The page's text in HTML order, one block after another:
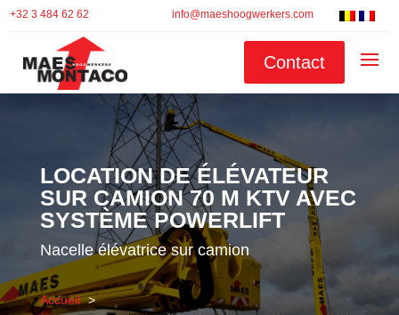
+32 3 484 62 62 info@maeshoogwerkers.com
Contact
LOCATION DE ÉLÉVATEUR
SUR CAMION 70 M KTV AVEC
SYSTÈME POWERLIFT
Nacelle élévatrice sur camion
Accueil